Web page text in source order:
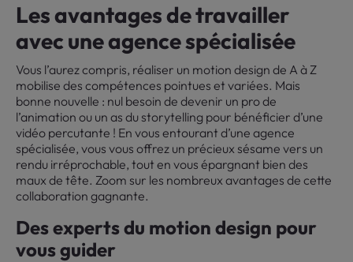
Les avantages de travailler
avec une agence spécialisée
Vous l’aurez compris, réaliser un motion design de A à Z
mobilise des compétences pointues et variées. Mais
bonne nouvelle : nul besoin de devenir un pro de
l’animation ou un as du storytelling pour bénéficier d’une
vidéo percutante ! En vous entourant d’une agence
spécialisée, vous vous offrez un précieux sésame vers un
rendu irréprochable, tout en vous épargnant bien des
maux de tête. Zoom sur les nombreux avantages de cette
collaboration gagnante.
Des experts du motion design pour
vous guider